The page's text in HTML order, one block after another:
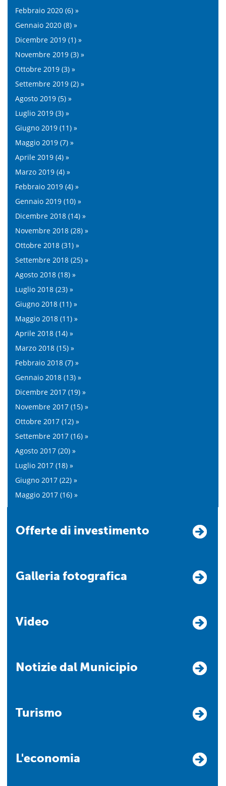
Febbraio 2020 (6) »
Gennaio 2020 (8) »
Dicembre 2019 (1) »
Novembre 2019 (3) »
Ottobre 2019 (3) »
Settembre 2019 (2) »
Agosto 2019 (5) »
Luglio 2019 (3) »
Giugno 2019 (11) »
Maggio 2019 (7) »
Aprile 2019 (4) »
Marzo 2019 (4) »
Febbraio 2019 (4) »
Gennaio 2019 (10) »
Dicembre 2018 (14) »
Novembre 2018 (28) »
Ottobre 2018 (31) »
Settembre 2018 (25) »
Agosto 2018 (18) »
Luglio 2018 (23) »
Giugno 2018 (11) »
Maggio 2018 (11) »
Aprile 2018 (14) »
Marzo 2018 (15) »
Febbraio 2018 (7) »
Gennaio 2018 (13) »
Dicembre 2017 (19) »
Novembre 2017 (15) »
Ottobre 2017 (12) »
Settembre 2017 (16) »
Agosto 2017 (20) »
Luglio 2017 (18) »
Giugno 2017 (22) »
Maggio 2017 (16) »
Offerte di investimento
Galleria fotografica
Video
Notizie dal Municipio
Turismo
L'economia